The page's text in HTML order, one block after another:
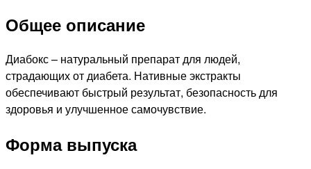
Общее описание
Диабокс – натуральный препарат для людей,
страдающих от диабета. Нативные экстракты
обеспечивают быстрый результат, безопасность для
здоровья и улучшенное самочувствие.
Форма выпуска